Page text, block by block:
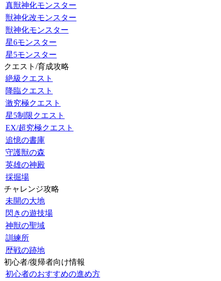
真獣神化モンスター
獣神化改モンスター
獣神化モンスター
星6モンスター
星5モンスター
クエスト/育成攻略
絶級クエスト
降臨クエスト
激究極クエスト
星5制限クエスト
EX/超究極クエスト
追憶の書庫
守護獣の森
英雄の神殿
採掘場
チャレンジ攻略
未開の大地
閃きの遊技場
神獣の聖域
訓練所
歴戦の跡地
初心者/復帰者向け情報
初心者のおすすめの進め方